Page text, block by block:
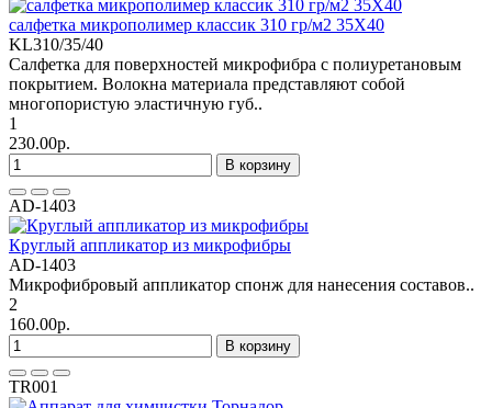
салфетка микрополимер классик 310 гр/м2 35Х40
KL310/35/40
Салфетка для поверхностей микрофибра с полиуретановым
покрытием. Волокна материала представляют собой
многопористую эластичную губ..
1
230.00р.
В корзину
AD-1403
Круглый аппликатор из микрофибры
AD-1403
Микрофибровый аппликатор спонж для нанесения составов..
2
160.00р.
В корзину
TR001